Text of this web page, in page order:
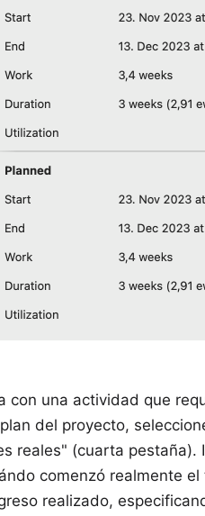
con una actividad que
del proyecto,
reales" (cuarta
comenzó realmente
realizado,